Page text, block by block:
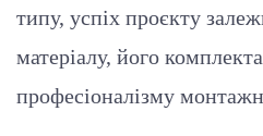
типу, успіх проєкту
матеріалу, його
професіоналізму